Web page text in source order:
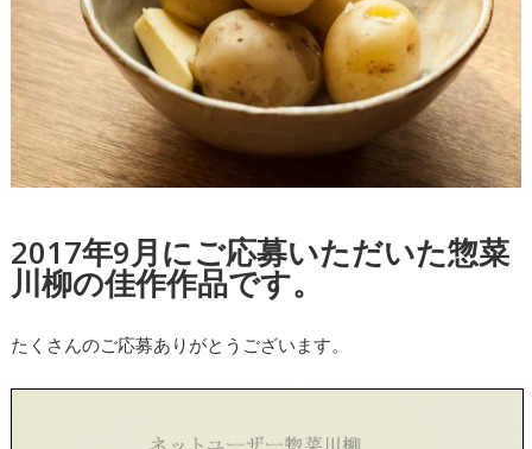
2017年9月にご応募いただいた惣菜
川柳の佳作作品です。
たくさんのご応募ありがとうございます。